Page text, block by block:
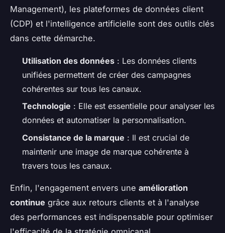
Management), les plateformes de données client
(CDP) et l'intelligence artificielle sont des outils clés
dans cette démarche.
Utilisation des données : Les données clients
unifiées permettent de créer des campagnes
cohérentes sur tous les canaux.
Technologie : Elle est essentielle pour analyser les
données et automatiser la personnalisation.
Consistance de la marque : Il est crucial de
maintenir une image de marque cohérente à
travers tous les canaux.
Enfin, l'engagement envers une amélioration
continue grâce aux retours clients et à l'analyse
des performances est indispensable pour optimiser